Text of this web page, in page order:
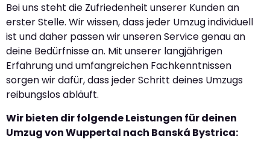
Bei uns steht die Zufriedenheit unserer Kunden an
erster Stelle. Wir wissen, dass jeder Umzug individuell
ist und daher passen wir unseren Service genau an
deine Bedürfnisse an. Mit unserer langjährigen
Erfahrung und umfangreichen Fachkenntnissen
sorgen wir dafür, dass jeder Schritt deines Umzugs
reibungslos abläuft.
Wir bieten dir folgende Leistungen für deinen
Umzug von Wuppertal nach Banská Bystrica: